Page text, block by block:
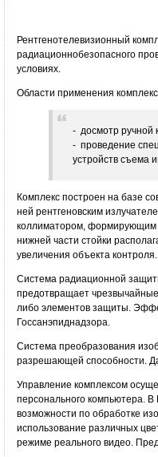
Рентгенотелевизионный
радиационнобезопасного
условиях.
Области применения
- досмотр ручной
- проведение
устройств съема
Комплекс построен на базе
ней рентгеновским
коллиматором, формирующим
нижней части стойки
увеличения объекта контроля.
Система радиационной
предотвращает
либо элементов защиты.
Госсанэпиднадзора.
Система преобразования
разрешающей способности.
Управление комплексом
персонального компьютера.
возможности по обработке
использование различных
режиме реального видео.